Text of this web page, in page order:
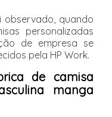
observado, quando
personalizadas
de empresa se
pela HP Work.
de camisa
manga